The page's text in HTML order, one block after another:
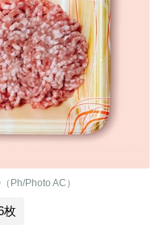
Ph/Photo AC）
枚